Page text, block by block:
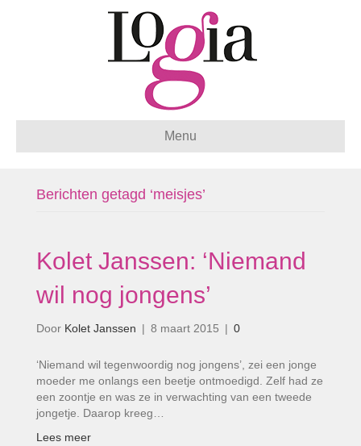
Menu
Berichten getagd ‘meisjes’
Kolet Janssen: ‘Niemand
wil nog jongens’
Door Kolet Janssen | 8 maart 2015 | 0
‘Niemand wil tegenwoordig nog jongens’, zei een jonge
moeder me onlangs een beetje ontmoedigd. Zelf had ze
een zoontje en was ze in verwachting van een tweede
jongetje. Daarop kreeg…
Lees meer